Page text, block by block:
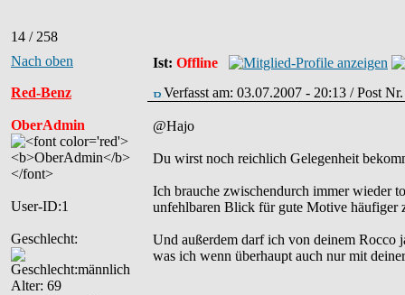
14 / 258
Nach oben Ist: Offline
Red-Benz
OberAdmin
User-ID:1
Geschlecht:
Alter: 69
Verfasst am: 03.07.2007 - 20:13 / Post
@Hajo
Du wirst noch reichlich Gelegenheit
Ich brauche zwischendurch immer wieder
unfehlbaren Blick für gute Motive häufiger
Und außerdem darf ich von deinem Rocco
was ich wenn überhaupt auch nur mit